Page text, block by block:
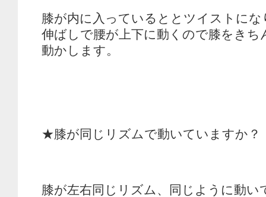
膝が内に入っているととツイストに
伸ばしで腰が上下に動くので膝をきち
動かします。
★膝が同じリズムで動いていますか？
膝が左右同じリズム、同じように動い